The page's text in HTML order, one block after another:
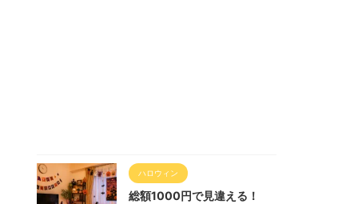
ハロウィン
総額1000円で見違える！